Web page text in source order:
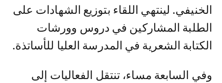
الخنيفي. لينتهي اللقاء بتوزيع الشهادات على
الطلبة المشاركين في دروس وورشات
الكتابة الشعرية في المدرسة العليا للأساتذة.
وفي السابعة مساء، تنتقل الفعاليات إلى